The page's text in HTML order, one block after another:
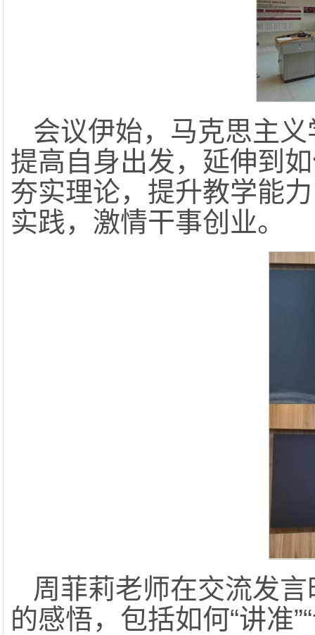
会议伊始，马克思主
提高自身出发，延伸到
夯实理论，提升教学能
实践，激情干事创业。
周菲莉老师在交流发
的感悟，包括如何“讲准